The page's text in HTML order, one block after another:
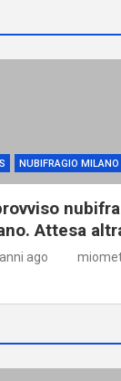
NUBIFRAGIO MILANO
Attesa
ago